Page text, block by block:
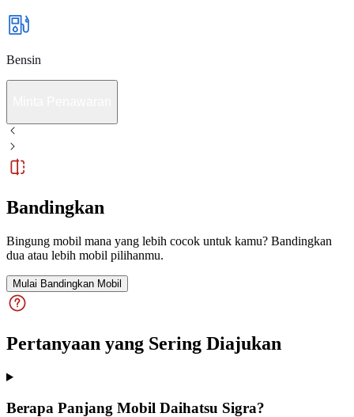
Bensin
Bandingkan
Bingung mobil mana yang lebih cocok untuk kamu? Bandingkan
dua atau lebih mobil pilihanmu.
Mulai Bandingkan Mobil
Pertanyaan yang Sering Diajukan
Berapa Panjang Mobil Daihatsu Sigra?